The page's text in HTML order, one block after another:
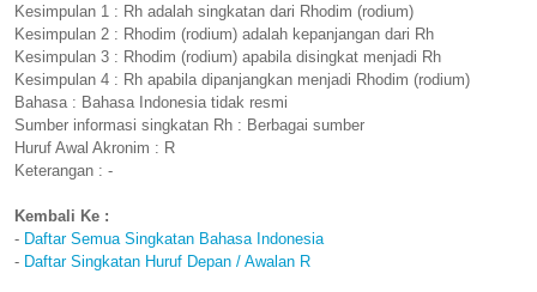
Kesimpulan 1 : Rh adalah singkatan dari Rhodim (rodium)
Kesimpulan 2 : Rhodim (rodium) adalah kepanjangan dari Rh
Kesimpulan 3 : Rhodim (rodium) apabila disingkat menjadi Rh
Kesimpulan 4 : Rh apabila dipanjangkan menjadi Rhodim (rodium)
Bahasa : Bahasa Indonesia tidak resmi
Sumber informasi singkatan Rh : Berbagai sumber
Huruf Awal Akronim : R
Keterangan : -
Kembali Ke :
- Daftar Semua Singkatan Bahasa Indonesia
- Daftar Singkatan Huruf Depan / Awalan R